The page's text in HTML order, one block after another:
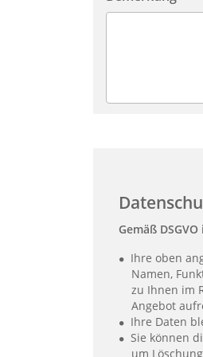
Gemäß
Ihre oben
Namen,
zu Ihnen im
Angebot
Ihre Daten
Sie können
um